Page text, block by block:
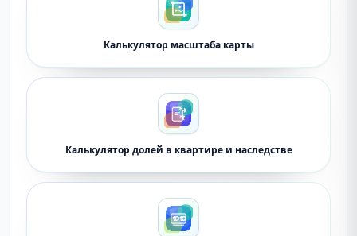
Калькулятор масштаба карты
Калькулятор долей в квартире и наследстве